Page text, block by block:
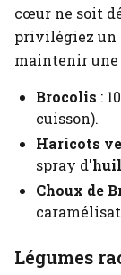
cœur ne soit
privilégiez un
maintenir
Brocolis :
cuisson).
Haricots
spray d'
Choux de
Légumes